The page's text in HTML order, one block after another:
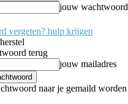
jouw wachtwoord
vergeten? hulp krijgen
terug
jouw mailadres
naar je gemaild worden